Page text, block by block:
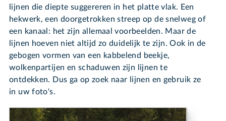
lijnen die diepte suggereren in het platte vlak. Een
hekwerk, een doorgetrokken streep op de snelweg of
een kanaal: het zijn allemaal voorbeelden. Maar de
lijnen hoeven niet altijd zo duidelijk te zijn. Ook in de
gebogen vormen van een kabbelend beekje,
wolkenpartijen en schaduwen zijn lijnen te
ontdekken. Dus ga op zoek naar lijnen en gebruik ze
in uw foto's.